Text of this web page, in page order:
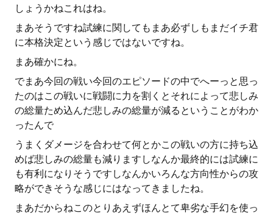
しょうかねこれはね。
まあそうですね試練に関してもまあ必ずしもまだイチ君
に本格決定という感じではないですね。
まあ確かにね。
でまあ今回の戦い今回のエピソードの中でへーっと思っ
たのはこの戦いに戦闘に力を割くとそれによって悲しみ
の総量ため込んだ悲しみの総量が減るということがわか
ったんで
うまくダメージを合わせて何とかこの戦いの方に持ち込
めば悲しみの総量も減りますしなんか最終的には試練に
も有利になりそうですしなんかいろんな方向性からの攻
略ができそうな感じにはなってきましたね。
まあだからねこのとりあえずほんとて卑劣な手幻を使っ